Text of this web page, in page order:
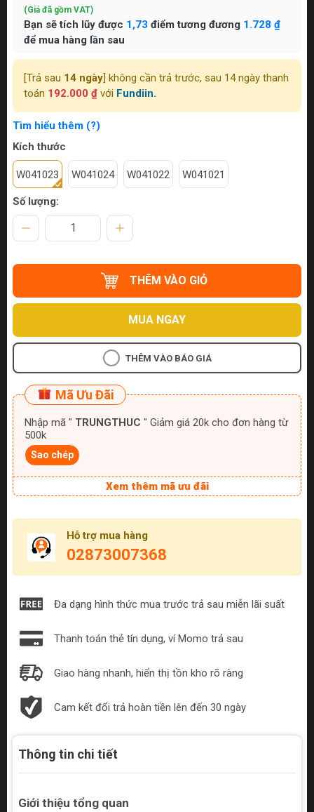
(Giá đã gồm VAT)
Bạn sẽ tích lũy được 1,73 điểm tương đương 1.728 ₫
để mua hàng lần sau
[Trả sau 14 ngày ] không cần trả trước, sau 14 ngày thanh
toán 192.000 ₫ với Fundiin.
Tìm hiểu thêm (?)
Kích thước
W041023 W041024 W041022 W041021
Số lượng:
THÊM VÀO GIỎ
MUA NGAY
THÊM VÀO BÁO GIÁ
Mã Ưu Đãi
Nhập mã " TRUNGTHUC " Giảm giá 20k cho đơn hàng từ
500k
Sao chép
Xem thêm mã ưu đãi
Hỗ trợ mua hàng
02873007368
Đa dạng hình thức mua trước trả sau miễn lãi suất
Thanh toán thẻ tín dụng, ví Momo trả sau
Giao hàng nhanh, hiển thị tồn kho rõ ràng
Cam kết đổi trả hoàn tiền lên đến 30 ngày
Thông tin chi tiết
Giới thiệu tổng quan